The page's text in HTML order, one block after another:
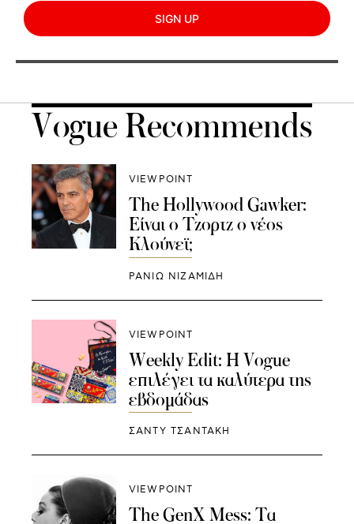
SIGN UP
Vogue Recommends
VIEWPOINT
The Hollywood Gawker:
Είναι ο Τζορτζ ο νέος
Κλούνεϊ;
ΡΑΝΙΏ ΝΙΖΑΜΊΔΗ
VIEWPOINT
Weekly Edit: H Vogue
επιλέγει τα καλύτερα της
εβδομάδας
ΣΑΝΤΥ ΤΣΑΝΤΑΚΗ
VIEWPOINT
The GenX Mess: Τα